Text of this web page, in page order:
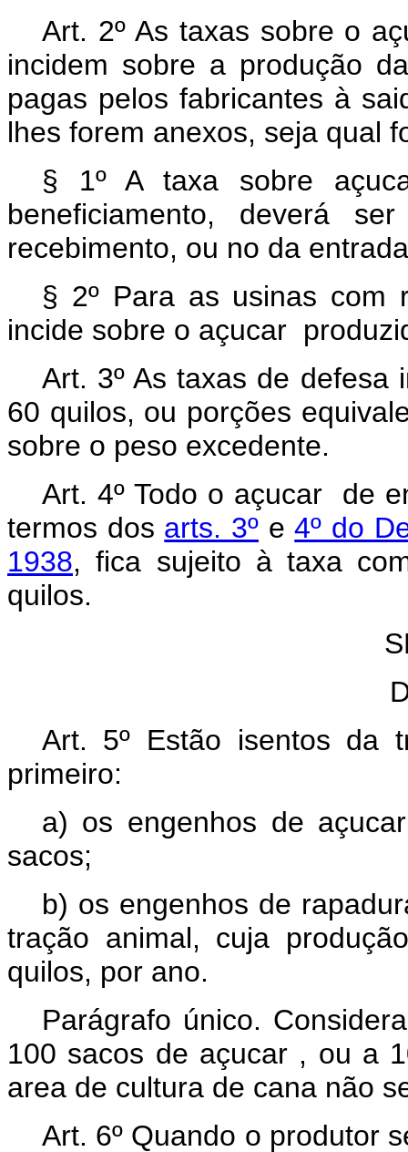
Art. 2º As taxas sobre o
incidem sobre a produção
pagas pelos fabricantes à
lhes forem anexos, seja qual
§ 1º A taxa sobre
beneficiamento, deverá
recebimento, ou no da
§ 2º Para as usinas com
incide sobre o açucar
Art. 3º As taxas de
60 quilos, ou porções
sobre o peso excedente.
Art. 4º Todo o açucar de
termos dos arts. 3ºe4º do
1938, fica sujeito à taxa
quilos.
Art. 5º Estão isentos da
primeiro:
a) os engenhos de
sacos;
b) os engenhos de
tração animal, cuja
quilos, por ano.
Parágrafo único.
100 sacos de açucar , ou a
area de cultura de cana não
Art. 6º Quando o produtor